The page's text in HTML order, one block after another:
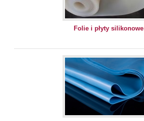
Folie i płyty silikonowe